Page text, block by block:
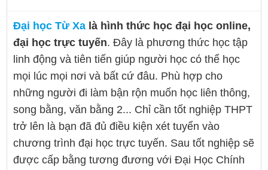
Đại học Từ Xa là hình thức học đại học online,
đại học trực tuyến. Đây là phương thức học tập
linh động và tiên tiến giúp người học có thể học
mọi lúc mọi nơi và bất cứ đâu. Phù hợp cho
những người đi làm bận rộn muốn học liên thông,
song bằng, văn bằng 2... Chỉ cần tốt nghiệp THPT
trở lên là bạn đã đủ điều kiện xét tuyển vào
chương trình đại học trực tuyến. Sau tốt nghiệp sẽ
được cấp bằng tương đương với Đại Học Chính